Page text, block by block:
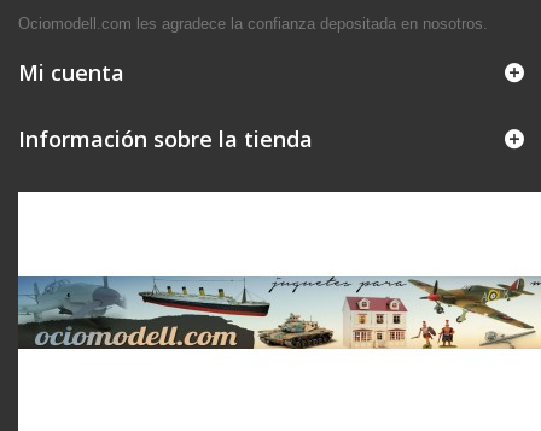
Ociomodell.com les agradece la confianza depositada en nosotros.
Mi cuenta
Información sobre la tienda